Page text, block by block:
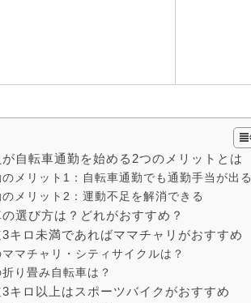
自転車通勤を始める2つのメリットとは
のメリット1：自転車通勤でも通勤手当が出る
メリット2：運動不足を解消できる
選び方は？どれがおすすめ？
キロ未満であればママチャリがおすすめ
マチャリ・シティサイクルは？
り畳み自転車は？
キロ以上はスポーツバイクがおすすめ